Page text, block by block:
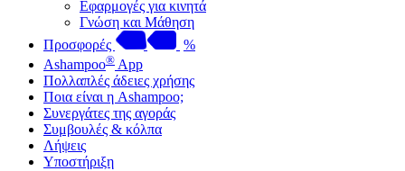
Εφαρμογές για κινητά
Γνώση και Μάθηση
Προσφορές
%
Ashampoo® App
Πολλαπλές άδειες χρήσης
Ποια είναι η Ashampoo;
Συνεργάτες της αγοράς
Συμβουλές & κόλπα
Λήψεις
Υποστήριξη